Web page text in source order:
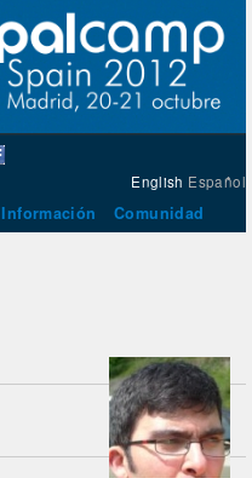
English Español
Información Comunidad